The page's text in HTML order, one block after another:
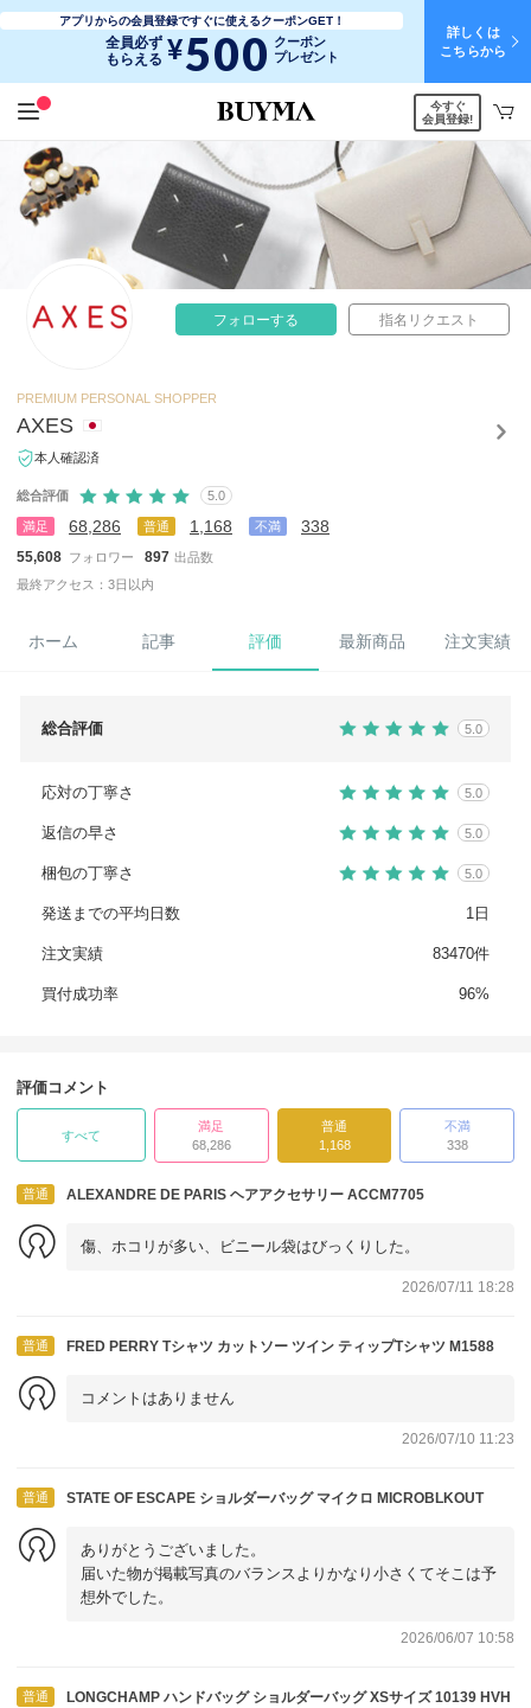
アプリからの会員登録ですぐに使えるクーポンGET！
全員必ず
もらえる ¥500 クーポン
プレゼント
詳しくは
こちらから
今すぐ
会員登録!
フォローする 指名リクエスト
PREMIUM PERSONAL SHOPPER
AXES
本人確認済
総合評価 5.0
満足 68,286 普通 1,168 不満 338
55,608 フォロワー 897 出品数
最終アクセス：3日以内
ホーム 記事 評価 最新商品 注文実績
総合評価 5.0
応対の丁寧さ 5.0
返信の早さ 5.0
梱包の丁寧さ 5.0
発送までの平均日数 1日
注文実績 83470件
買付成功率 96%
評価コメント
すべて
満足
68,286
普通
1,168
不満
338
普通 ALEXANDRE DE PARIS ヘアアクセサリー ACCM7705
傷、ホコリが多い、ビニール袋はびっくりした。
2026/07/11 18:28
普通 FRED PERRY Tシャツ カットソー ツイン ティップTシャツ M1588
コメントはありません
2026/07/10 11:23
普通 STATE OF ESCAPE ショルダーバッグ マイクロ MICROBLKOUT
ありがとうございました。
届いた物が掲載写真のバランスよりかなり小さくてそこは予
想外でした。
2026/06/07 10:58
普通 LONGCHAMP ハンドバッグ ショルダーバッグ XSサイズ 10139 HVH